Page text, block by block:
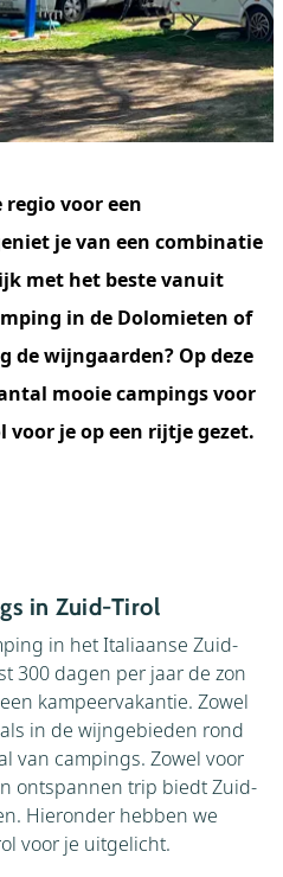
voor een
je van een combinatie
met het beste vanuit
in de Dolomieten of
wijngaarden? Op deze
mooie campings voor
voor je op een rijtje gezet.
in Zuid-Tirol
in het Italiaanse Zuid-
300 dagen per jaar de zon
kampeervakantie. Zowel
in de wijngebieden rond
van campings. Zowel voor
ontspannen trip biedt Zuid-
Hieronder hebben we
voor je uitgelicht.